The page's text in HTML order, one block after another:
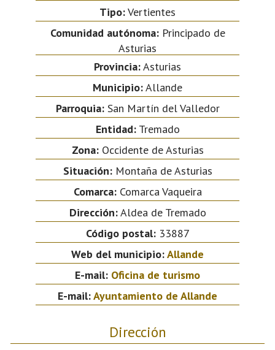
Tipo:Vertientes
Comunidad autónoma:Principado de
Asturias
Provincia:Asturias
Municipio:Allande
Parroquia:San Martín del Valledor
Entidad:Tremado
Zona:Occidente de Asturias
Situación:Montaña de Asturias
Comarca:Comarca Vaqueira
Dirección:Aldea de Tremado
Código postal:33887
Web del municipio:Allande
E-mail: Oficina de turismo
E-mail:Ayuntamiento de Allande
Dirección